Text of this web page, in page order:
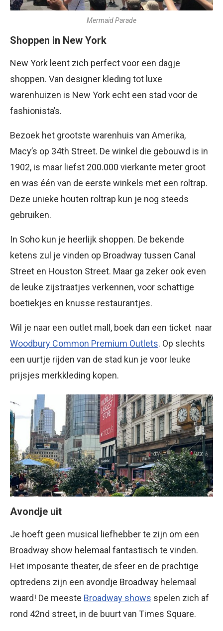
Mermaid Parade
Shoppen in New York
New York leent zich perfect voor een dagje
shoppen. Van designer kleding tot luxe
warenhuizen is New York echt een stad voor de
fashionista’s.
Bezoek het grootste warenhuis van Amerika,
Macy’s op 34th Street. De winkel die gebouwd is in
1902, is maar liefst 200.000 vierkante meter groot
en was één van de eerste winkels met een roltrap.
Deze unieke houten roltrap kun je nog steeds
gebruiken.
In Soho kun je heerlijk shoppen. De bekende
ketens zul je vinden op Broadway tussen Canal
Street en Houston Street. Maar ga zeker ook even
de leuke zijstraatjes verkennen, voor schattige
boetiekjes en knusse restaurantjes.
Wil je naar een outlet mall, boek dan een ticket naar
Woodbury Common Premium Outlets. Op slechts
een uurtje rijden van de stad kun je voor leuke
prijsjes merkkleding kopen.
Avondje uit
Je hoeft geen musical liefhebber te zijn om een
Broadway show helemaal fantastisch te vinden.
Het imposante theater, de sfeer en de prachtige
optredens zijn een avondje Broadway helemaal
waard! De meeste Broadway shows spelen zich af
rond 42nd street, in de buurt van Times Square.